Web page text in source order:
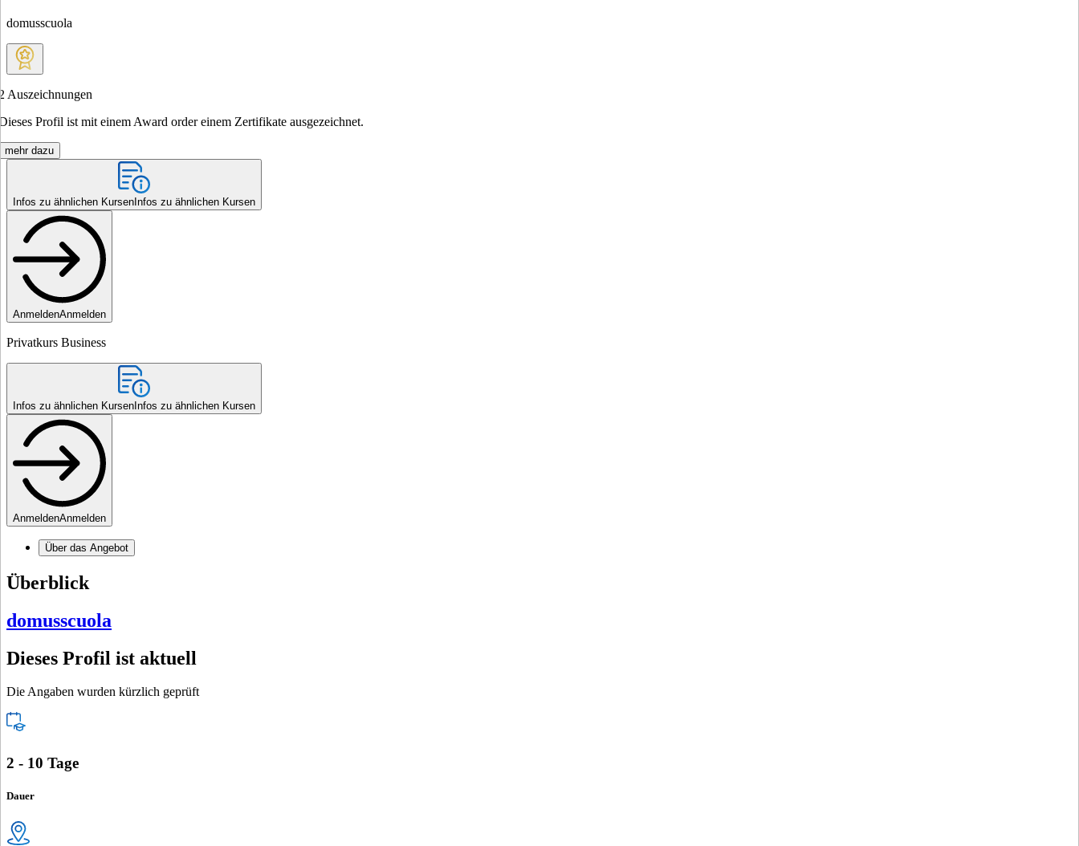
domusscuola
Auszeichnungen
Profil ist mit einem Award order einem Zertifikate ausgezeichnet.
mehr dazu
Infos zu ähnlichen Kursen Infos zu ähnlichen Kursen
AnmeldenAnmelden
Privatkurs Business
Infos zu ähnlichen Kursen Infos zu ähnlichen Kursen
AnmeldenAnmelden
Über das Angebot
Überblick
domusscuola
Dieses Profil ist aktuell
Die Angaben wurden kürzlich geprüft
2 - 10 Tage
Dauer